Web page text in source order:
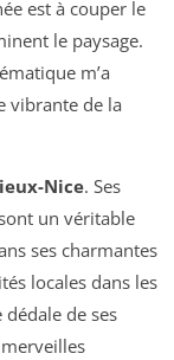
est à couper le
le paysage.
m’a
vibrante de la
Nice. Ses
un véritable
ses charmantes
locales dans les
de ses